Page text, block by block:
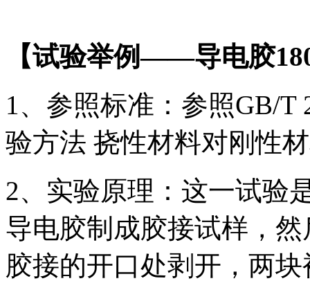
【试验举例——导电胶
1、参照标准：参照GB/T
验方法 挠性材料对刚性
2、实验原理：这一试验
导电胶制成胶接试样，
胶接的开口处剥开，两